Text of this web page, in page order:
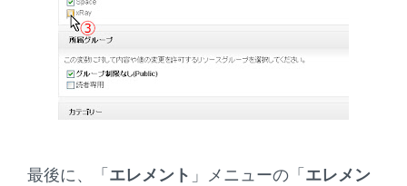
最後に、「エレメント 」メニューの「エレメン